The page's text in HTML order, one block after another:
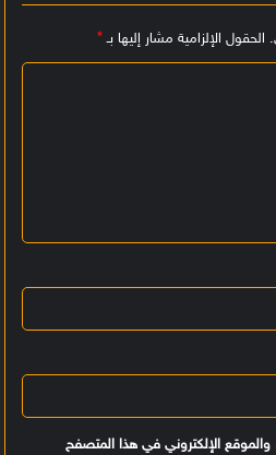
الحقول الإلزامية مشار إليها بـ*
الإلكتروني في هذا المتصفح